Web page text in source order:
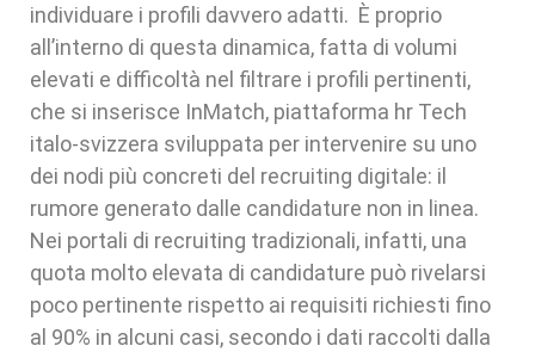
individuare i profili davvero adatti. È proprio
all’interno di questa dinamica, fatta di volumi
elevati e difficoltà nel filtrare i profili pertinenti,
che si inserisce InMatch, piattaforma hr Tech
italo-svizzera sviluppata per intervenire su uno
dei nodi più concreti del recruiting digitale: il
rumore generato dalle candidature non in linea.
Nei portali di recruiting tradizionali, infatti, una
quota molto elevata di candidature può rivelarsi
poco pertinente rispetto ai requisiti richiesti fino
al 90% in alcuni casi, secondo i dati raccolti dalla